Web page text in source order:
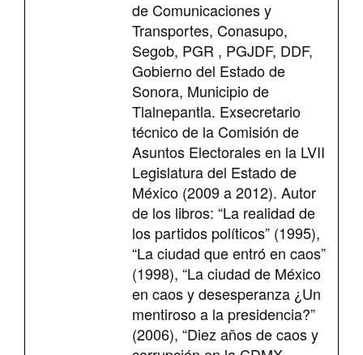
de Comunicaciones y
Transportes, Conasupo,
Segob, PGR , PGJDF, DDF,
Gobierno del Estado de
Sonora, Municipio de
Tlalnepantla. Exsecretario
técnico de la Comisión de
Asuntos Electorales en la LVII
Legislatura del Estado de
México (2009 a 2012). Autor
de los libros: “La realidad de
los partidos políticos” (1995),
“La ciudad que entró en caos”
(1998), “La ciudad de México
en caos y desesperanza ¿Un
mentiroso a la presidencia?”
(2006), “Diez años de caos y